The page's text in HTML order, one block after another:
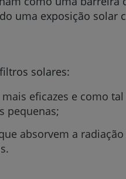
uma exposição solar
solares:
eficazes e como tal
pequenas;
absorvem a